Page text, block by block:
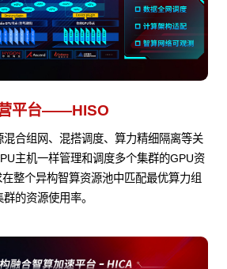
平台——HISO
混合组网、混搭调度、算力精细隔离等关
主机一样管理和调度多个集群的GPU资
整个异构智算资源池中匹配最优算力组
的资源使用率。